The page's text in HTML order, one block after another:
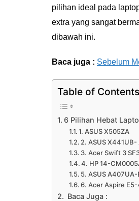
pilihan ideal pada
extra yang sangat
dibawah ini.
Baca juga : Sebelum
Table of Contents
6 Pilihan Hebat
1. ASUS X505ZA
2. ASUS
3. Acer Swift 3
4. HP 14-
5. ASUS
6. Acer Aspire
Baca Juga :